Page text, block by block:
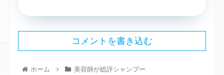
コメントを書き込む
ホーム 美容師が総評シャンプー